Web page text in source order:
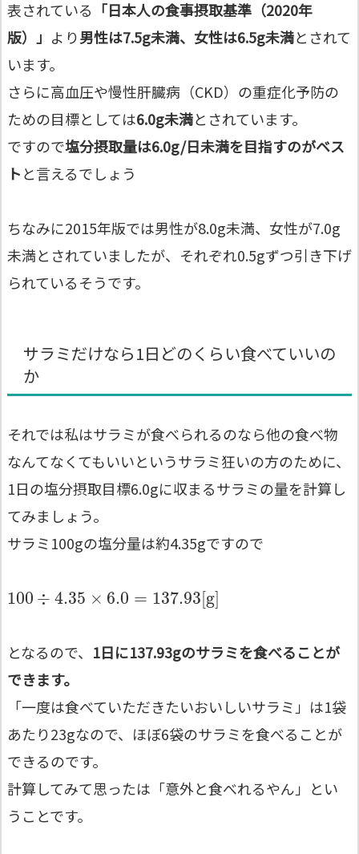
表されている 「日本人の食事摂取基準（2020年
版）」 より男性は7.5g未満、女性は6.5g未満とされて
います。
さらに高血圧や慢性肝臓病（CKD）の重症化予防の
ための目標としては6.0g未満とされています。
ですので塩分摂取量は6.0g/日未満を目指すのがベス
トと言えるでしょう
ちなみに2015年版では男性が8.0g未満、女性が7.0g
未満とされていましたが、それぞれ0.5gずつ引き下げ
られているそうです。
サラミだけなら1日どのくらい食べていいの
か
それでは私はサラミが食べられるのなら他の食べ物
なんてなくてもいいというサラミ狂いの方のために、
1日の塩分摂取目標6.0gに収まるサラミの量を計算し
てみましょう。
サラミ100gの塩分量は約4.35gですので
g
となるので、 1日に137.93gのサラミを食べることが
できます。
「一度は食べていただきたいおいしいサラミ」は1袋
あたり23gなので、ほぼ6袋のサラミを食べることが
できるのです。
計算してみて思ったは「意外と食べれるやん」とい
うことです。